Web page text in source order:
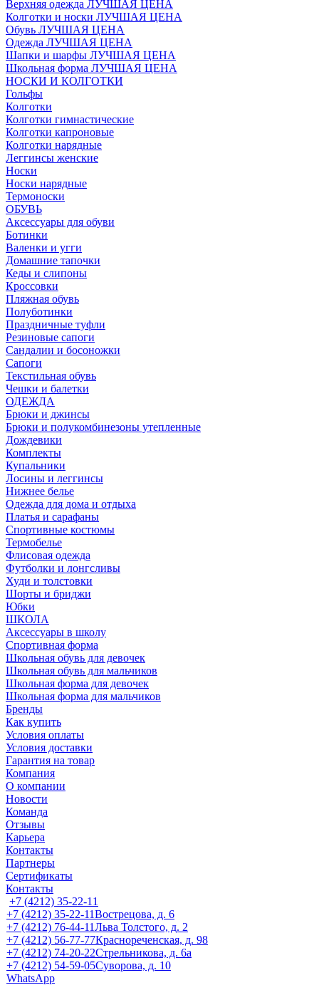
Верхняя одежда ЛУЧШАЯ ЦЕНА
Колготки и носки ЛУЧШАЯ ЦЕНА
Обувь ЛУЧШАЯ ЦЕНА
Одежда ЛУЧШАЯ ЦЕНА
Шапки и шарфы ЛУЧШАЯ ЦЕНА
Школьная форма ЛУЧШАЯ ЦЕНА
НОСКИ И КОЛГОТКИ
Гольфы
Колготки
Колготки гимнастические
Колготки капроновые
Колготки нарядные
Леггинсы женские
Носки
Носки нарядные
Термоноски
ОБУВЬ
Аксессуары для обуви
Ботинки
Валенки и угги
Домашние тапочки
Кеды и слипоны
Кроссовки
Пляжная обувь
Полуботинки
Праздничные туфли
Резиновые сапоги
Сандалии и босоножки
Сапоги
Текстильная обувь
Чешки и балетки
ОДЕЖДА
Брюки и джинсы
Брюки и полукомбинезоны утепленные
Дождевики
Комплекты
Купальники
Лосины и леггинсы
Нижнее белье
Одежда для дома и отдыха
Платья и сарафаны
Спортивные костюмы
Термобелье
Флисовая одежда
Футболки и лонгсливы
Худи и толстовки
Шорты и бриджи
Юбки
ШКОЛА
Аксессуары в школу
Спортивная форма
Школьная обувь для девочек
Школьная обувь для мальчиков
Школьная форма для девочек
Школьная форма для мальчиков
Бренды
Как купить
Условия оплаты
Условия доставки
Гарантия на товар
Компания
О компании
Новости
Команда
Отзывы
Карьера
Контакты
Партнеры
Сертификаты
Контакты
+7 (4212) 35-22-11
+7 (4212) 35-22-11Вострецова, д. 6
+7 (4212) 76-44-11Льва Толстого, д. 2
+7 (4212) 56-77-77Краснореченская, д. 98
+7 (4212) 74-20-22Стрельникова, д. 6а
+7 (4212) 54-59-05Суворова, д. 10
WhatsApp